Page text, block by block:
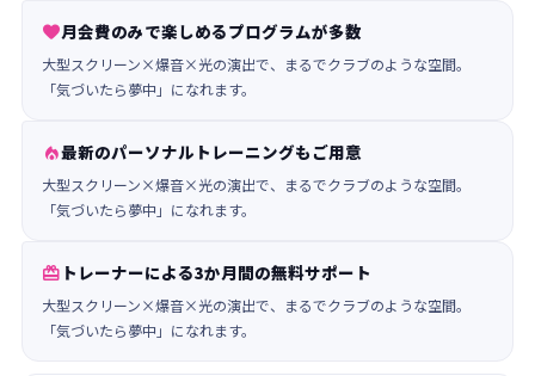
月会費のみで楽しめるプログラムが多数
大型スクリーン×爆音×光の演出で、まるでクラブのような空間。
「気づいたら夢中」になれます。
最新のパーソナルトレーニングもご用意
大型スクリーン×爆音×光の演出で、まるでクラブのような空間。
「気づいたら夢中」になれます。
 トレーナーによる3か月間の無料サポート
大型スクリーン×爆音×光の演出で、まるでクラブのような空間。
「気づいたら夢中」になれます。